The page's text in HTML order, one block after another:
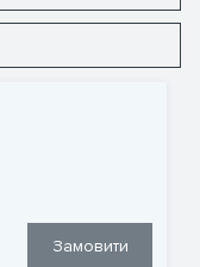
Замовити